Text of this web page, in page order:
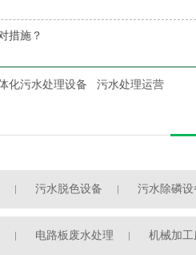
措施？
化污水处理设备 污水处理运营
污水脱色设备 污水除磷设
药装置
电路板废水处理 机械加工